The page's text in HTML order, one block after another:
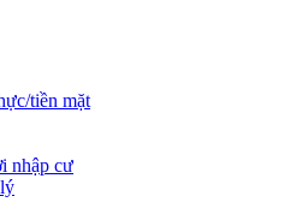
tiền mặt
nhập cư